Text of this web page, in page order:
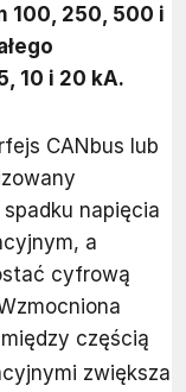
100, 250, 500 i
10 i 20 kA.
CANbus lub
napięcia
a
cyfrową
między częścią
zwiększa